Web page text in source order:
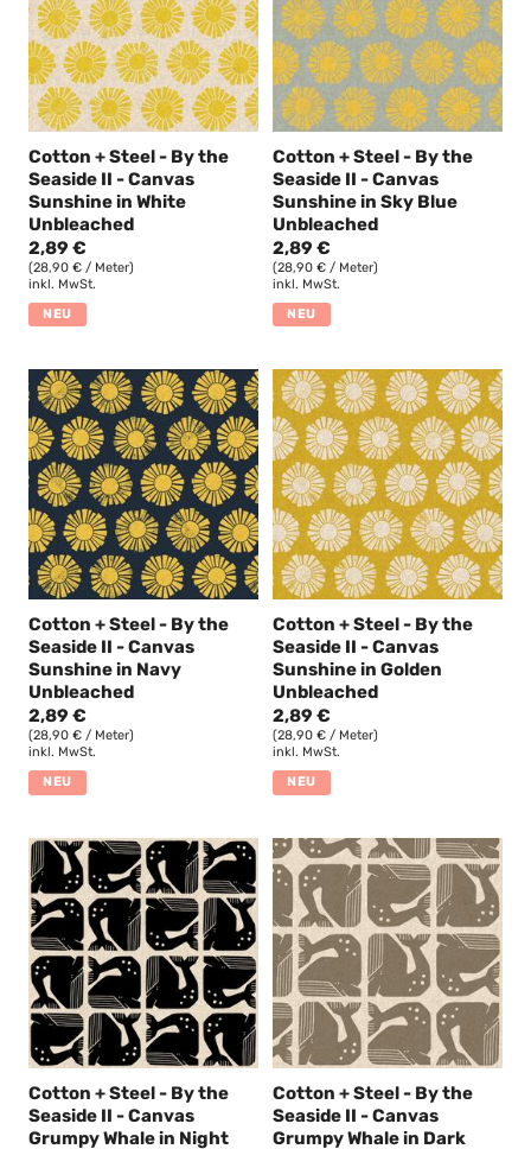
Cotton + Steel - By the
Seaside II - Canvas
Sunshine in White
Unbleached
2,89 €
(28,90 € / Meter)
inkl. MwSt.
NEU
Cotton + Steel - By the
Seaside II - Canvas
Sunshine in Sky Blue
Unbleached
2,89 €
(28,90 € / Meter)
inkl. MwSt.
NEU
Cotton + Steel - By the
Seaside II - Canvas
Sunshine in Navy
Unbleached
2,89 €
(28,90 € / Meter)
inkl. MwSt.
NEU
Cotton + Steel - By the
Seaside II - Canvas
Sunshine in Golden
Unbleached
2,89 €
(28,90 € / Meter)
inkl. MwSt.
NEU
Cotton + Steel - By the
Seaside II - Canvas
Grumpy Whale in Night
Cotton + Steel - By the
Seaside II - Canvas
Grumpy Whale in Dark